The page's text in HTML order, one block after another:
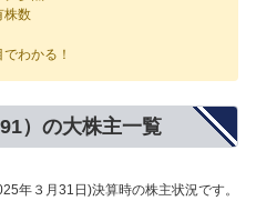
株数
わかる！
）の大株主一覧
３月31日)決算時の株主状況です。